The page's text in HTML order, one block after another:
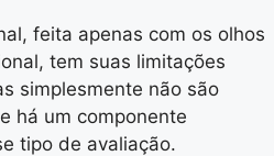
feita apenas com os olhos
tem suas limitações
simplesmente não são
há um componente
tipo de avaliação.